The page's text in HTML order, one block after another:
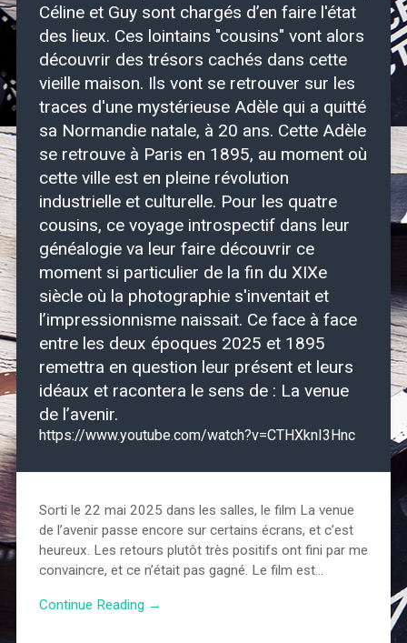
Céline et Guy sont chargés d’en faire l'état
des lieux. Ces lointains "cousins" vont alors
découvrir des trésors cachés dans cette
vieille maison. Ils vont se retrouver sur les
traces d'une mystérieuse Adèle qui a quitté
sa Normandie natale, à 20 ans. Cette Adèle
se retrouve à Paris en 1895, au moment où
cette ville est en pleine révolution
industrielle et culturelle. Pour les quatre
cousins, ce voyage introspectif dans leur
généalogie va leur faire découvrir ce
moment si particulier de la fin du XIXe
siècle où la photographie s'inventait et
l’impressionnisme naissait. Ce face à face
entre les deux époques 2025 et 1895
remettra en question leur présent et leurs
idéaux et racontera le sens de : La venue
de l’avenir.
https://www.youtube.com/watch?v=CTHXknI3Hnc
Sorti le 22 mai 2025 dans les salles, le film La venue
de l’avenir passe encore sur certains écrans, et c’est
heureux. Les retours plutôt très positifs ont fini par me
convaincre, et ce n’était pas gagné. Le film est…
Continue Reading →